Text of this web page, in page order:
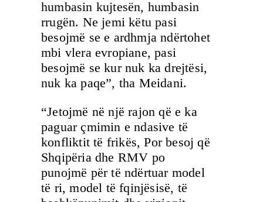
humbasin kujtesën, humbasin
rrugën. Ne jemi këtu pasi
besojmë se e ardhmja ndërtohet
mbi vlera evropiane, pasi
besojmë se kur nuk ka drejtësi,
nuk ka paqe”, tha Meidani.
“Jetojmë në një rajon që e ka
paguar çmimin e ndasive të
konfliktit të frikës, Por besoj që
Shqipëria dhe RMV po
punojmë për të ndërtuar model
të ri, model të fqinjësisë, të